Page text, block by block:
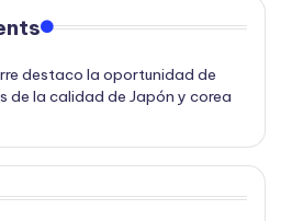
destaco la oportunidad de
de la calidad de Japón y corea